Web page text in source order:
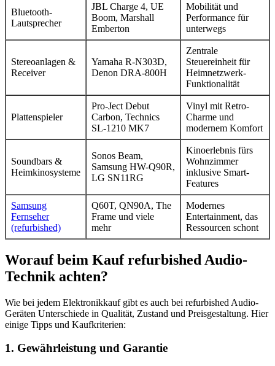
Bluetooth-
Lautsprecher
JBL Charge 4, UE
Boom, Marshall
Emberton
Mobilität und
Performance für
unterwegs
Stereoanlagen &
Receiver
Yamaha R-N303D,
Denon DRA-800H
Zentrale
Steuereinheit für
Heimnetzwerk-
Funktionalität
Plattenspieler
Pro-Ject Debut
Carbon, Technics
SL-1210 MK7
Vinyl mit Retro-
Charme und
modernem Komfort
Soundbars &
Heimkinosysteme
Sonos Beam,
Samsung HW-Q90R,
LG SN11RG
Kinoerlebnis fürs
Wohnzimmer
inklusive Smart-
Features
Samsung
Fernseher
(refurbished)
Q60T, QN90A, The
Frame und viele
mehr
Modernes
Entertainment, das
Ressourcen schont
Worauf beim Kauf refurbished Audio-
Technik achten?
Wie bei jedem Elektronikkauf gibt es auch bei refurbished Audio-
Geräten Unterschiede in Qualität, Zustand und Preisgestaltung. Hier
einige Tipps und Kaufkriterien:
1. Gewährleistung und Garantie